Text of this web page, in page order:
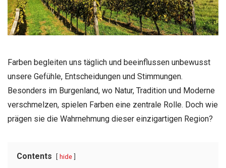
Farben begleiten uns täglich und beeinflussen unbewusst
unsere Gefühle, Entscheidungen und Stimmungen.
Besonders im Burgenland, wo Natur, Tradition und Moderne
verschmelzen, spielen Farben eine zentrale Rolle. Doch wie
prägen sie die Wahrnehmung dieser einzigartigen Region?
Contents hide